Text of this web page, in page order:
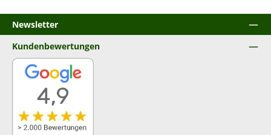
Newsletter
Kundenbewertungen